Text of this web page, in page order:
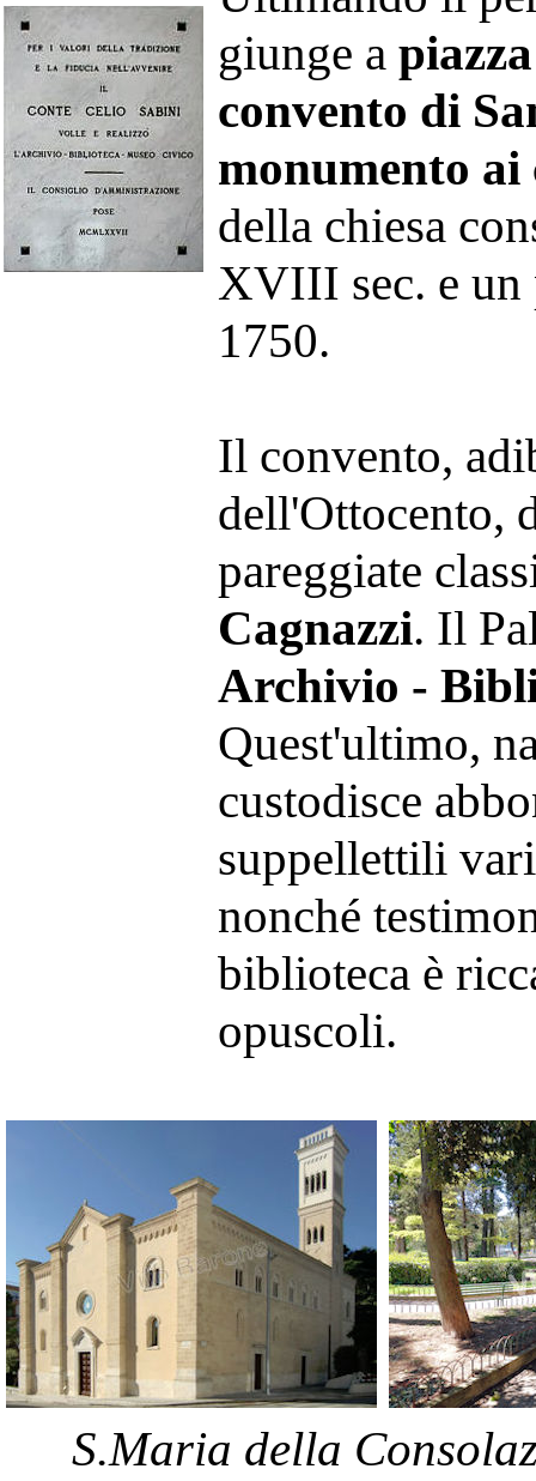
giunge a
convento di
monumento
della chiesa
XVIII sec. e un
1750.
Il convento,
dell'Ottocento,
pareggiate
Cagnazzi. Il
Archivio -
Quest'ultimo,
custodisce
suppellettili
nonché
biblioteca è
opuscoli.
S.Maria della